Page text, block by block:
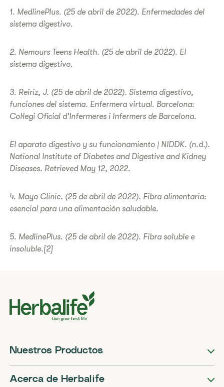
1. MedlinePlus. (25 de abril de 2022). Enfermedades del
sistema digestivo.
2. Nemours Teens Health. (25 de abril de 2022). El
sistema digestivo.
3. Reiriz, J. (25 de abril de 2022). Sistema digestivo,
funciones del sistema. Enfermera virtual. Barcelona:
Col·legi Oficial d'Infermeres i Infermers de Barcelona.
El aparato digestivo y su funcionamiento | NIDDK. (n.d.).
National Institute of Diabetes and Digestive and Kidney
Diseases. Retrieved May 12, 2022.
4. Mayo Clinic. (25 de abril de 2022). Fibra alimentaria:
esencial para una alimentación saludable.
5. MedlinePlus. (25 de abril de 2022). Fibra soluble e
insoluble.[2]
Nuestros Productos
Acerca de Herbalife